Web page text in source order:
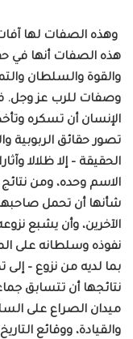
وهذه الصفات لها
هذه الصفات أنها في
والقوة والسلطان
وصفات للرب عز وجل.
الإنسان أن تسكره
تصور حقائق الربوبية
الحقيقة – إلا ظلالا
الاسم وحده، ومن
شأنها أن تحمل
الآخرين، وأن يشبع
نفوذه وسلطانه على
بما لديه من نزوع –
نتائجها أن تتسابق
ميدان الصراع على
والقيادة، ووقائع